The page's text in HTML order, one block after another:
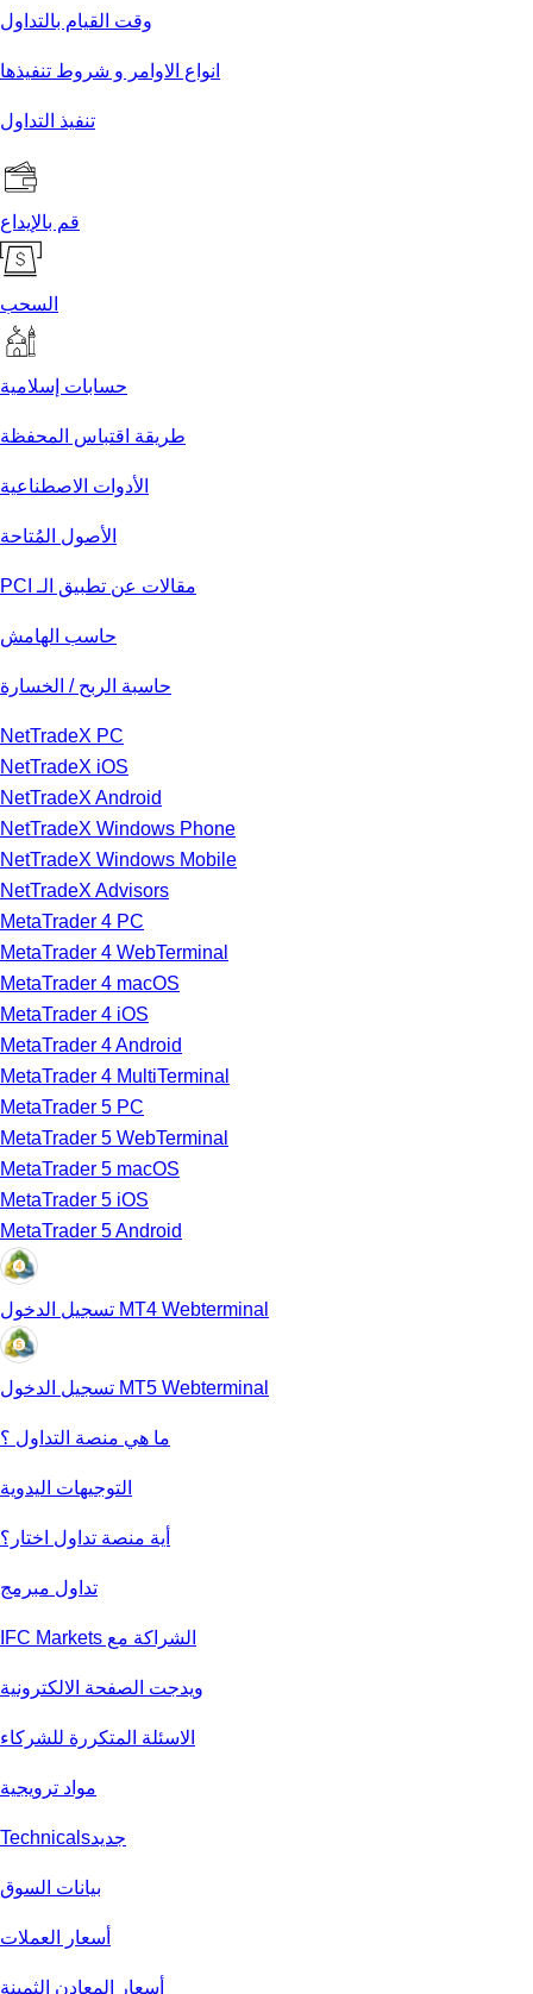
وقت القيام بالتداول
انواع الاوامر و شروط تنفيذها
تنفيذ التداول
قم بالإيداع
السحب
حسابات إسلامية
طريقة اقتباس المحفظة
الأدوات الاصطناعية
الأصول المُتاحة
مقالات عن تطبيق الـ PCI
حاسب الهامش
حاسبة الربح / الخسارة
NetTradeX PC
NetTradeX iOS
NetTradeX Android
NetTradeX Windows Phone
NetTradeX Windows Mobile
NetTradeX Advisors
MetaTrader 4 PC
MetaTrader 4 WebTerminal
MetaTrader 4 macOS
MetaTrader 4 iOS
MetaTrader 4 Android
MetaTrader 4 MultiTerminal
MetaTrader 5 PC
MetaTrader 5 WebTerminal
MetaTrader 5 macOS
MetaTrader 5 iOS
MetaTrader 5 Android
MT4 Webterminal تسجيل الدخول
MT5 Webterminal تسجيل الدخول
ما هي منصة التداول ؟
التوجيهات اليدوية
أية منصة تداول اختار؟
تداول مبرمج
الشراكة مع IFC Markets
ويدجت الصفحة الالكترونية
الاسئلة المتكررة للشركاء
مواد ترويجية
جديدTechnicals
بيانات السوق
أسعار العملات
أسعار المعادن الثمينة